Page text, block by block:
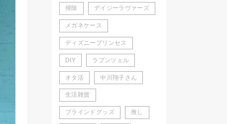
掃除 デイジーラヴァーズ
メガネケース
ディズニープリンセス
DIY ラプンツェル
オタ活 中川翔子さん
生活雑貨
ブラインドグッズ 推し